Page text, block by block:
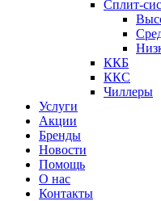
Сплит-
ККБ
ККС
Чиллеры
Услуги
Акции
Бренды
Новости
Помощь
О нас
Контакты